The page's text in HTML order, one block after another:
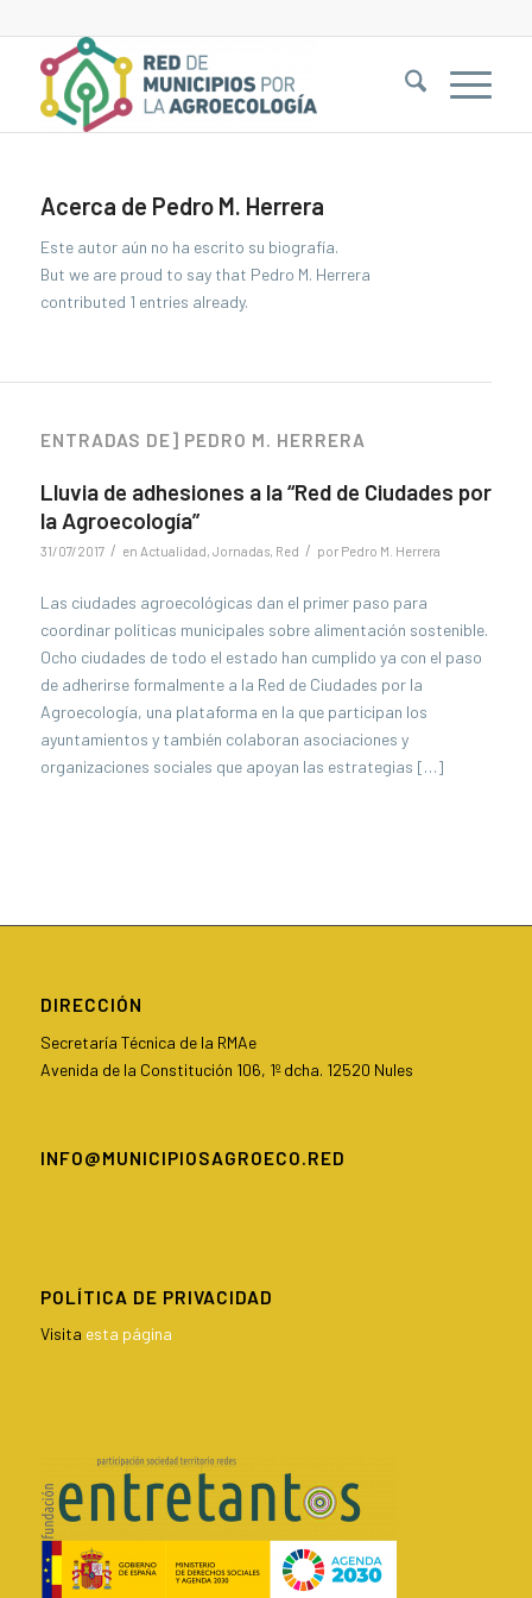
Acerca de Pedro M. Herrera
Este autor aún no ha escrito su biografía.
But we are proud to say that Pedro M. Herrera
contributed 1 entries already.
ENTRADAS DE] PEDRO M. HERRERA
Lluvia de adhesiones a la “Red de Ciudades por
la Agroecología”
31/07/2017 / en Actualidad, Jornadas, Red / por Pedro M. Herrera
Las ciudades agroecológicas dan el primer paso para
coordinar políticas municipales sobre alimentación sostenible.
Ocho ciudades de todo el estado han cumplido ya con el paso
de adherirse formalmente a la Red de Ciudades por la
Agroecología, una plataforma en la que participan los
ayuntamientos y también colaboran asociaciones y
organizaciones sociales que apoyan las estrategias […]
DIRECCIÓN
Secretaría Técnica de la RMAe
Avenida de la Constitución 106, 1º dcha. 12520 Nules
INFO@MUNICIPIOSAGROECO.RED
POLÍTICA DE PRIVACIDAD
Visita esta página